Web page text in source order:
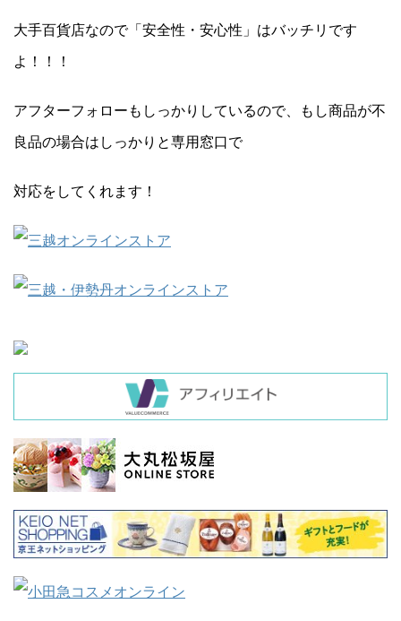
大手百貨店なので「安全性・安心性」はバッチリです
よ！！！
アフターフォローもしっかりしているので、もし商品が不
良品の場合はしっかりと専用窓口で
対応をしてくれます！